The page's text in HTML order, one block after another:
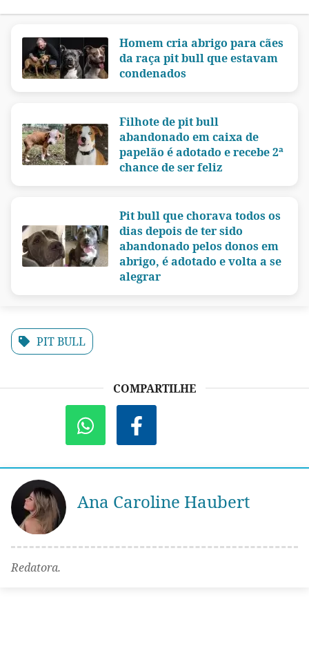
Homem cria abrigo para cães
da raça pit bull que estavam
condenados
Filhote de pit bull
abandonado em caixa de
papelão é adotado e recebe 2ª
chance de ser feliz
Pit bull que chorava todos os
dias depois de ter sido
abandonado pelos donos em
abrigo, é adotado e volta a se
alegrar
PIT BULL
COMPARTILHE
Ana Caroline Haubert
Redatora.